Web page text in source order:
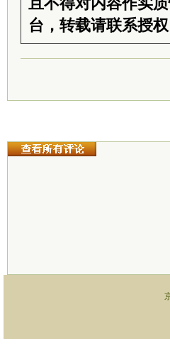
台，转载请联系授